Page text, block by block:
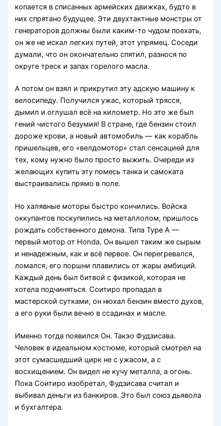
копается в списанных армейских движках, будто в
них спрятано будущее. Эти двухтактные монстры от
генераторов должны были каким-то чудом поехать,
он же не искал легких путей, этот упрямец. Соседи
думали, что он окончательно спятил, разнося по
округе треск и запах горелого масла.
А потом он взял и прикрутил эту адскую машину к
велосипеду. Получился ужас, который трясся,
дымил и оглушал всё на километр. Но это же был
гений чистого безумия! В стране, где бензин стоил
дороже крови, а новый автомобиль — как корабль
пришельцев, его «велдомотор» стал сенсацией для
тех, кому нужно было просто выжить. Очереди из
желающих купить эту помесь танка и самоката
выстраивались прямо в поле.
Но халявные моторы быстро кончились. Войска
оккупантов поскупились на металлолом, пришлось
рождать собственного демона. Типа Type A —
первый мотор от Honda. Он вышел таким же сырым
и ненадежным, как и всё первое. Он перегревался,
ломался, его поршни плавились от жары амбиций.
Каждый день был битвой с физикой, которая не
хотела подчиняться. Соитиро пропадал в
мастерской сутками, он нюхал бензин вместо духов,
а его руки были вечно в ссадинах и масле.
Именно тогда появился Он. Такэо Фудзисава.
Человек в идеальном костюме, который смотрел на
этот сумасшедший цирк не с ужасом, а с
восхищением. Он видел не кучу металла, а огонь.
Пока Соитиро изобретал, Фудзисава считал и
выбивал деньги из банкиров. Это был союз дьявола
и бухгалтера.